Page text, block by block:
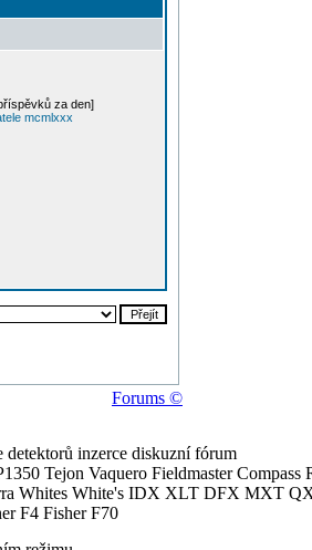
za den]
mcmlxxx
Forums ©
inzerce diskuzní fórum
Tejon Vaquero Fieldmaster Compass
Whites White's IDX XLT DFX MXT
F4 Fisher F70